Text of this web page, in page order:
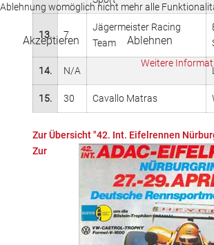
13. 7
Jägermeister Racing
Team
14. N/A
15. 30 Cavallo Matras
Zur Übersicht "42. Int. Eifelrennen
Zur
Ablehnung womöglich nicht mehr alle
Akzeptieren Ablehnen
Weitere